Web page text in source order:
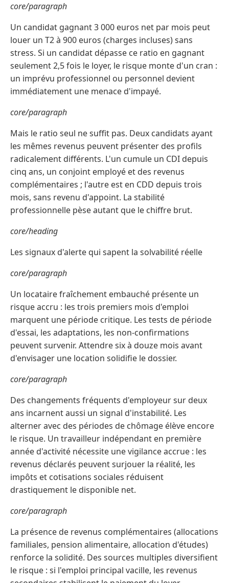
core/paragraph
Un candidat gagnant 3 000 euros net par mois peut
louer un T2 à 900 euros (charges incluses) sans
stress. Si un candidat dépasse ce ratio en gagnant
seulement 2,5 fois le loyer, le risque monte d'un cran :
un imprévu professionnel ou personnel devient
immédiatement une menace d'impayé.
core/paragraph
Mais le ratio seul ne suffit pas. Deux candidats ayant
les mêmes revenus peuvent présenter des profils
radicalement différents. L'un cumule un CDI depuis
cinq ans, un conjoint employé et des revenus
complémentaires ; l'autre est en CDD depuis trois
mois, sans revenu d'appoint. La stabilité
professionnelle pèse autant que le chiffre brut.
core/heading
Les signaux d'alerte qui sapent la solvabilité réelle
core/paragraph
Un locataire fraîchement embauché présente un
risque accru : les trois premiers mois d'emploi
marquent une période critique. Les tests de période
d'essai, les adaptations, les non-confirmations
peuvent survenir. Attendre six à douze mois avant
d'envisager une location solidifie le dossier.
core/paragraph
Des changements fréquents d'employeur sur deux
ans incarnent aussi un signal d'instabilité. Les
alterner avec des périodes de chômage élève encore
le risque. Un travailleur indépendant en première
année d'activité nécessite une vigilance accrue : les
revenus déclarés peuvent surjouer la réalité, les
impôts et cotisations sociales réduisent
drastiquement le disponible net.
core/paragraph
La présence de revenus complémentaires (allocations
familiales, pension alimentaire, allocation d'études)
renforce la solidité. Des sources multiples diversifient
le risque : si l'emploi principal vacille, les revenus